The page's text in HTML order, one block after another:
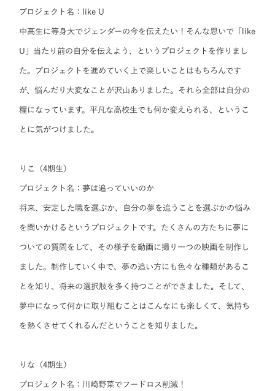
プロジェクト名：like U
中高生に等身大でジェンダーの今を伝えたい！そんな思いで「like
U」当たり前の自分を伝えよう、というプロジェクトを作りまし
た。プロジェクトを進めていく上で楽しいことはもちろんです
が、悩んだり大変なことが沢山ありました。それら全部は自分の
糧になっています。平凡な高校生でも何か変えられる、というこ
とに気がつけました。
りこ（4期生）
プロジェクト名：夢は追っていいのか
将来、安定した職を選ぶか、自分の夢を追うことを選ぶかの悩み
を問いかけるというプロジェクトです。たくさんの方たちに夢に
ついての質問をして、その様子を動画に撮り一つの映画を制作し
ました。制作していく中で、夢の追い方にも色々な種類があるこ
とを知り、将来の選択肢を多く持つことができました。そして、
夢中になって何かに取り組むことはこんなにも楽しくて、気持ち
を熱くさせてくれるんだということを知りました。
りな（4期生）
プロジェクト名：川崎野菜でフードロス削減！